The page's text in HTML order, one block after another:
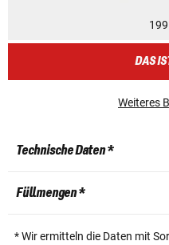
DAS
Weiteres
Technische Daten *
Füllmengen *
* Wir ermitteln die Daten mit